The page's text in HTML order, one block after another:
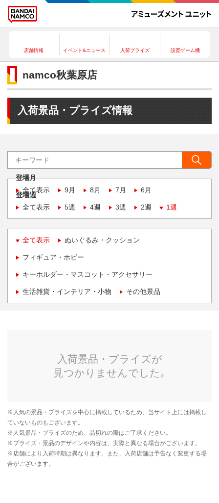
店舗情報 イベント&ニュース 入荷プライズ 設置ゲーム機
namco秋葉原店
入荷景品・プライズ情報
登場月
全て表示
9月 8月 7月 6月
登場週
全て表示
5週 4週 3週 2週 1週
全て表示 ぬいぐるみ・クッション
フィギュア・ホビー
キーホルダー・マスコット・アクセサリー
生活雑貨・インテリア・小物 その他景品